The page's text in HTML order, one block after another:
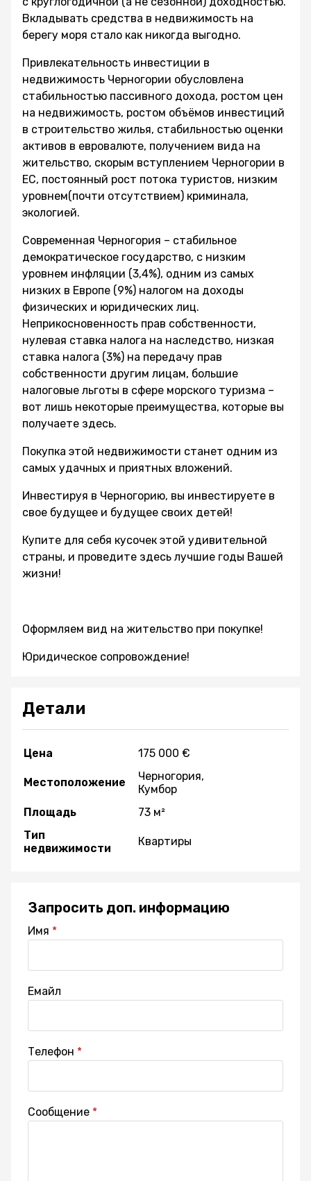
Вкладывать средства в недвижимость на
берегу моря стало как никогда выгодно.
Привлекательность инвестиции в
недвижимость Черногории обусловлена
стабильностью пассивного дохода, ростом цен
на недвижимость, ростом объёмов инвестиций
в строительство жилья, стабильностью оценки
активов в евровалюте, получением вида на
жительство, скорым вступлением Черногории в
ЕС, постоянный рост потока туристов, низким
уровнем(почти отсутствием) криминала,
экологией.
Современная Черногория – стабильное
демократическое государство, с низким
уровнем инфляции (3,4%), одним из самых
низких в Европе (9%) налогом на доходы
физических и юридических лиц.
Неприкосновенность прав собственности,
нулевая ставка налога на наследство, низкая
ставка налога (3%) на передачу прав
собственности другим лицам, большие
налоговые льготы в сфере морского туризма –
вот лишь некоторые преимущества, которые вы
получаете здесь.
Покупка этой недвижимости станет одним из
самых удачных и приятных вложений.
Инвестируя в Черногорию, вы инвестируете в
свое будущее и будущее своих детей!
Купите для себя кусочек этой удивительной
страны, и проведите здесь лучшие годы Вашей
жизни!
Оформляем вид на жительство при покупке!
Юридическое сопровождение!
Детали
Цена 175 000 €
Местоположение
Черногория,
Кумбор
Площадь
73 м²
Тип
недвижимости
Квартиры
Запросить доп. информацию
Имя
Емайл
Телефон
Сообщение